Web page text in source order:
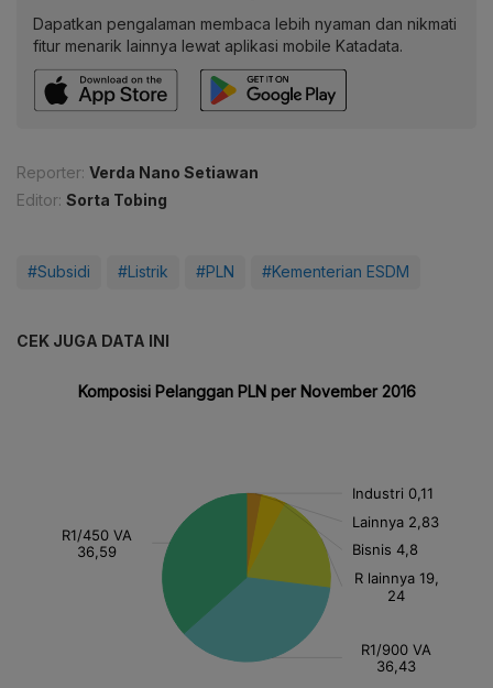
Dapatkan pengalaman membaca lebih nyaman dan nikmati
fitur menarik lainnya lewat aplikasi mobile Katadata.
Reporter: Verda Nano Setiawan
Editor: Sorta Tobing
#Subsidi #Listrik #PLN #Kementerian ESDM
CEK JUGA DATA INI